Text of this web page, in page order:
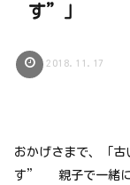
す”」
2018.11.17
おかげさまで、「
す” 親子で一緒に